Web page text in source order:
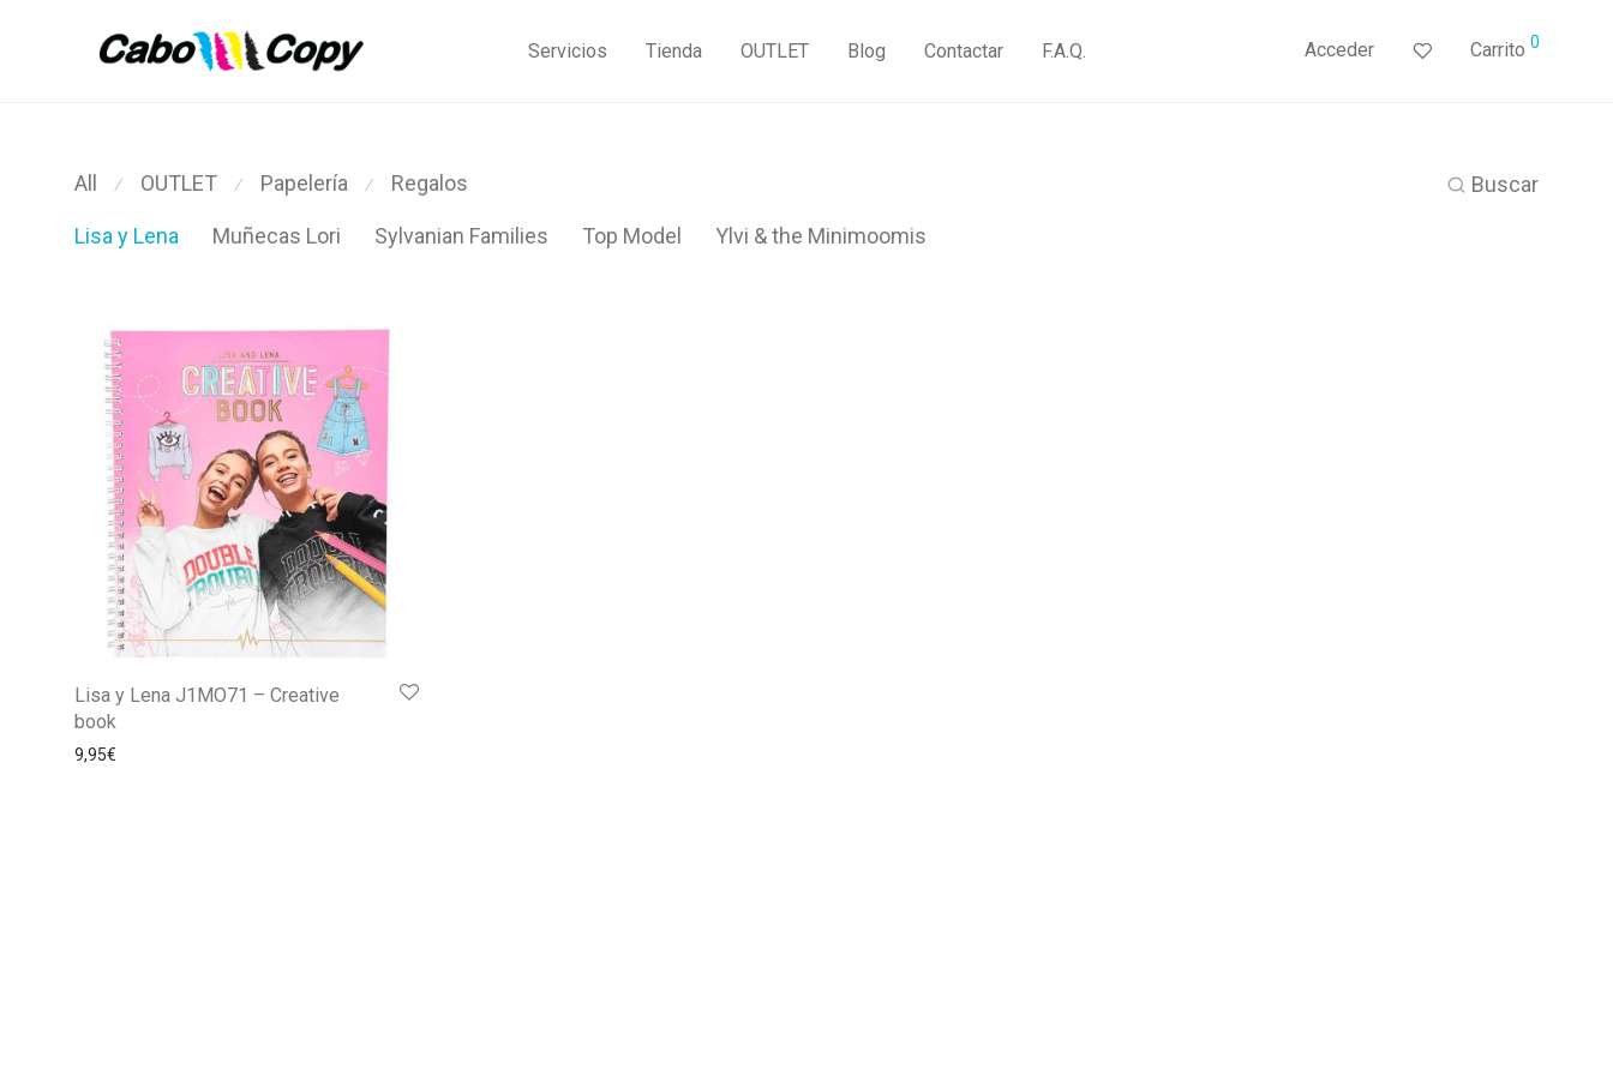
Servicios Tienda OUTLET Blog Contactar F.A.Q. Acceder Carrito 0
Buscar
All ⁄ OUTLET ⁄ Papelería ⁄ Regalos
Lisa y Lena Muñecas Lori Sylvanian Families Top Model Ylvi & the Minimoomis
Lisa y Lena J1MO71 – Creative
book
9,95€